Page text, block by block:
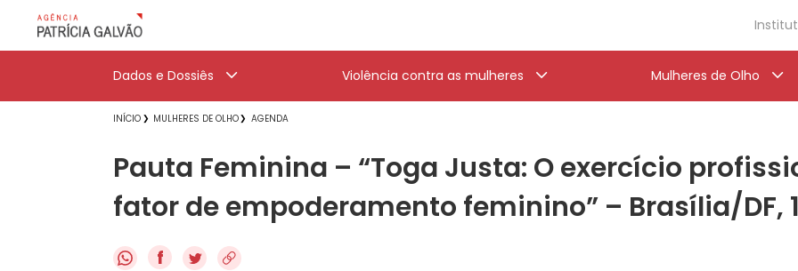
Dados e Dossiês Violência contra as mulheres Mulheres de Olho
INÍCIO MULHERES DE OLHO AGENDA
Pauta Feminina – “Toga Justa: O exercício
fator de empoderamento feminino” – Brasília/DF,
f